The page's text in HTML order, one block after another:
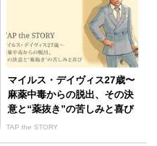
マイルス・デイヴィス27歳〜
麻薬中毒からの脱出、その決
意と“薬抜き”の苦しみと喜び
TAP the STORY